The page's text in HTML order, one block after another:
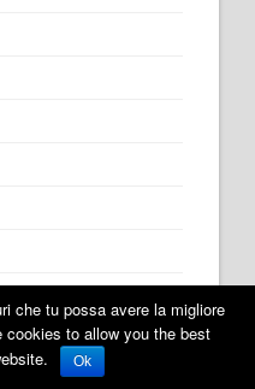
che tu possa avere la migliore
to allow you the best
Ok